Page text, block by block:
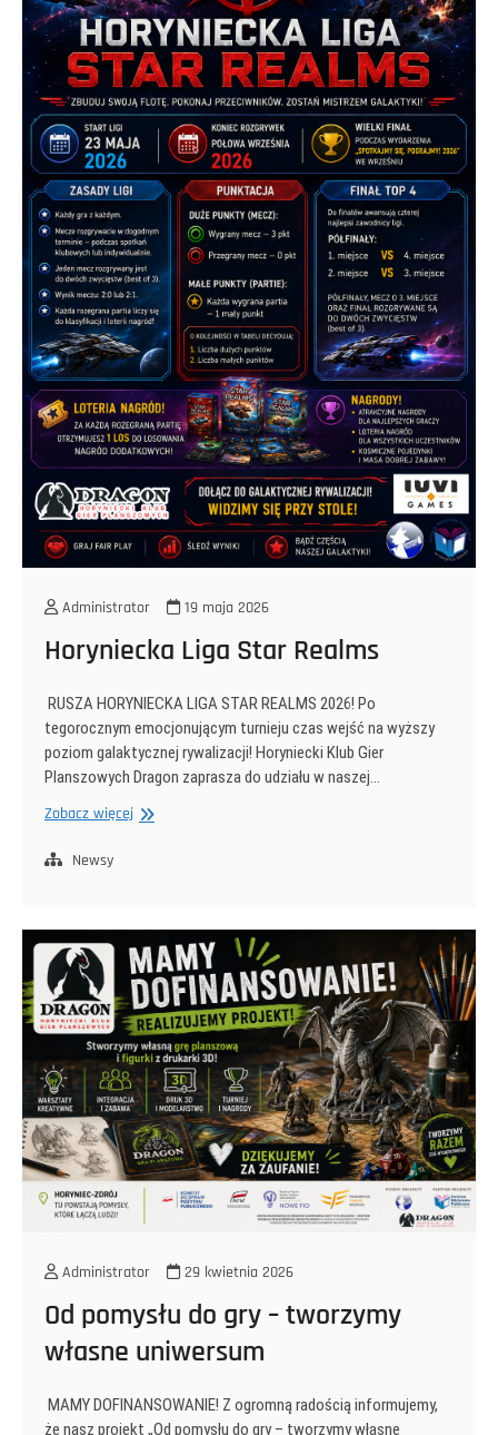
Administrator 19 maja 2026
Horyniecka Liga Star Realms
RUSZA HORYNIECKA LIGA STAR REALMS 2026! Po
tegorocznym emocjonującym turnieju czas wejść na wyższy
poziom galaktycznej rywalizacji! Horyniecki Klub Gier
Planszowych Dragon zaprasza do udziału w naszej…
Zobacz więcej Horyniecka
Newsy
Administrator 29 kwietnia 2026
Od pomysłu do gry – tworzymy
własne uniwersum
MAMY DOFINANSOWANIE! Z ogromną radością informujemy,
że nasz projekt „Od pomysłu do gry – tworzymy własne